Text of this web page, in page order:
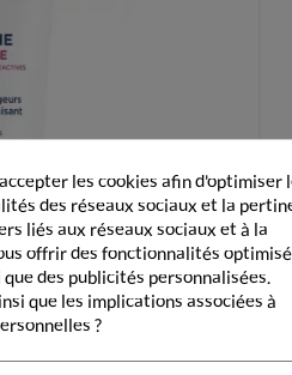
les cookies afin d'optimiser
des réseaux sociaux et la
liés aux réseaux sociaux et à la
offrir des fonctionnalités
des publicités personnalisées.
que les implications associées à
?